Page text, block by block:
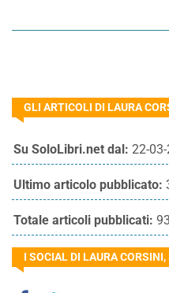
GLI ARTICOLI DI LAURA
Su SoloLibri.net dal: 22-
Ultimo articolo pubblicato:
Totale articoli pubblicati: 93
I SOCIAL DI LAURA